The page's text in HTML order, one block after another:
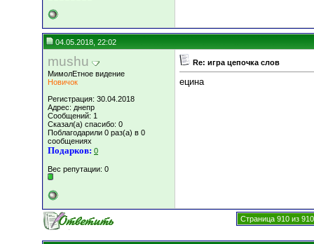
04.05.2018, 22:02
mushu
МимолЕтное видение
Новичок
Регистрация: 30.04.2018
Адрес: днепр
Сообщений: 1
Сказал(а) спасибо: 0
Поблагодарили 0 раз(а) в 0
сообщениях
Подарков: 0
Вес репутации: 0
Re: игра цепочка слов
ецина
Страница 910 из 910